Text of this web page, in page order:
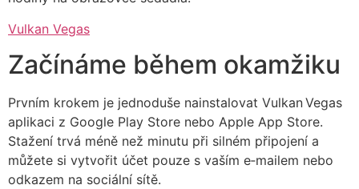
Vulkan Vegas
Začínáme během okamžiku
Prvním krokem je jednoduše nainstalovat Vulkan Vegas
aplikaci z Google Play Store nebo Apple App Store.
Stažení trvá méně než minutu při silném připojení a
můžete si vytvořit účet pouze s vaším e‑mailem nebo
odkazem na sociální sítě.